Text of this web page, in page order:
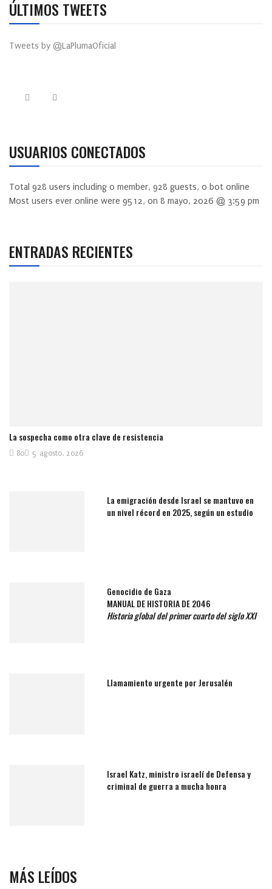
ÚLTIMOS TWEETS
Tweets by @LaPlumaOficial
USUARIOS CONECTADOS
Total 928 users including 0 member, 928 guests, 0 bot online
Most users ever online were 9512, on 8 mayo, 2026 @ 3:59 pm
ENTRADAS RECIENTES
La sospecha como otra clave de resistencia
5 agosto, 2026
80
La emigración desde Israel se mantuvo en
un nivel récord en 2025, según un estudio
Genocidio de Gaza
MANUAL DE HISTORIA DE 2046
Historia global del primer cuarto del siglo XXI
Llamamiento urgente por Jerusalén
Israel Katz, ministro israelí de Defensa y
criminal de guerra a mucha honra
MÁS LEÍDOS